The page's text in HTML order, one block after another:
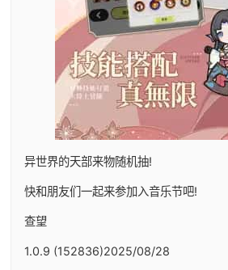
异世界的天部来物随机抽!
快和朋友们一起来参加入音乐节吧!
查望
1.0.9 (152836)2025/08/28